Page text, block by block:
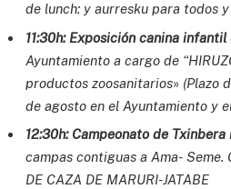
de lunch: y aurresku para todos
11:30h: Exposición canina infantil
Ayuntamiento a cargo de
productos zoosanitarios» (Plazo
de agosto en el Ayuntamiento y
12:30h: Campeonato de Txinbera
campas contiguas a Ama- Seme.
DE CAZA DE MARURI-JATABE